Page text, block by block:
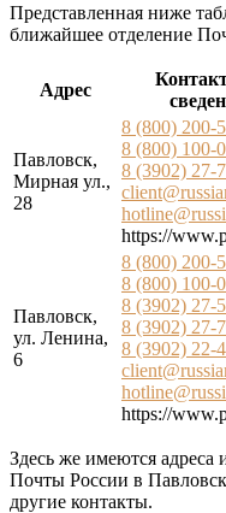
Представленная ниже
ближайшее отделение
Адрес
Павловск,
Мирная ул.,
28
8 (800) 200-
8 (800) 100-
8 (3902) 27-
https://
Павловск,
ул. Ленина,
6
8 (800) 200-
8 (800) 100-
8 (3902) 27-
8 (3902) 27-
8 (3902) 22-
https://
Здесь же имеются адреса
Почты России в
другие контакты.